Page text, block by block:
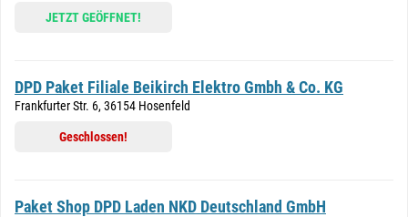
JETZT GEÖFFNET!
DPD Paket Filiale Beikirch Elektro Gmbh & Co. KG
Frankfurter Str. 6, 36154 Hosenfeld
Geschlossen!
Paket Shop DPD Laden NKD Deutschland GmbH